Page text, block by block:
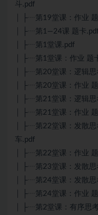
斗.pdf
│ ├┈第19堂课：作业
│ ├┈第1—24课 题卡
│ ├┈第1堂课.pdf
│ ├┈第1堂课：作业 题
│ ├┈第20堂课：逻辑思
│ ├┈第20堂课：作业
│ ├┈第21堂课：逻辑思
│ ├┈第21堂课：作业
│ ├┈第22堂课：发散思
车.pdf
│ ├┈第22堂课：作业
│ ├┈第23堂课：发散思
│ ├┈第24堂课：发散思
│ ├┈第24堂课：作业
│ ├┈第2堂课：有序思